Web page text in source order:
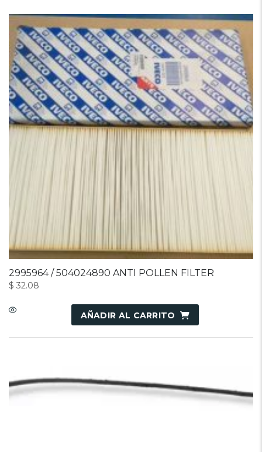
2995964 / 504024890 ANTI POLLEN FILTER
$ 32.08
AÑADIR AL CARRITO